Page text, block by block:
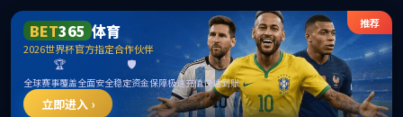
365英国上市公司(CHN-VIP认证)官网|Official
Website